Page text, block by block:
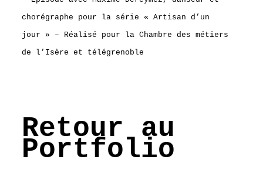
chorégraphe pour la série « Artisan d’un
jour » – Réalisé pour la Chambre des métiers
de l’Isère et télégrenoble
Retour au
Portfolio